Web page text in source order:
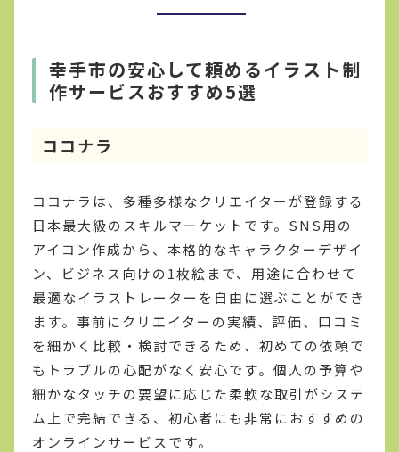
幸手市の安心して頼めるイラスト制
作サービスおすすめ5選
ココナラ
ココナラは、多種多様なクリエイターが登録する
日本最大級のスキルマーケットです。SNS用の
アイコン作成から、本格的なキャラクターデザイ
ン、ビジネス向けの1枚絵まで、用途に合わせて
最適なイラストレーターを自由に選ぶことができ
ます。事前にクリエイターの実績、評価、口コミ
を細かく比較・検討できるため、初めての依頼で
もトラブルの心配がなく安心です。個人の予算や
細かなタッチの要望に応じた柔軟な取引がシステ
ム上で完結できる、初心者にも非常におすすめの
オンラインサービスです。